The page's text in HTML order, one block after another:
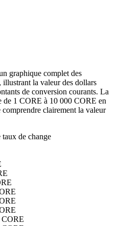
graphique complet des
la valeur des dollars
de conversion courants. La
de 1 CORE à 10 000 CORE en
clairement la valeur
de change
CORE